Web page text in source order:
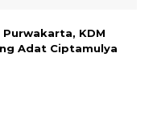
KDM
Adat Ciptamulya